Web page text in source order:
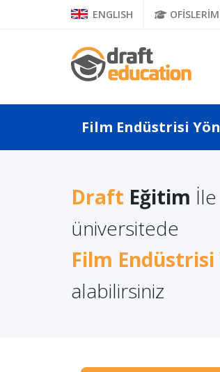
ENGLISH
Film Endüstrisi
Draft Eğitim
üniversitede
Film
alabilirsiniz
Dünyanın En İyi Film
Okullarından Biri:
Varşova Film Okulu...